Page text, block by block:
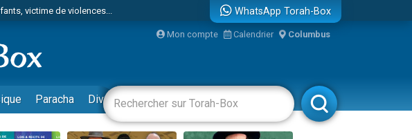
victime de violences...
un appartement insalubre
WhatsApp Torah-Box
Mon compte Calendrier Columbus
Paracha Divertissements Livres Rabbanim